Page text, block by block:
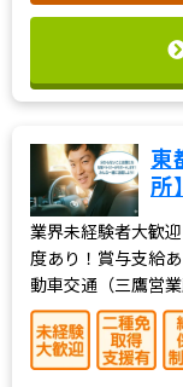
東
所
業界未経験者大歓
度あり！賞与支給
動車交通（三鷹営